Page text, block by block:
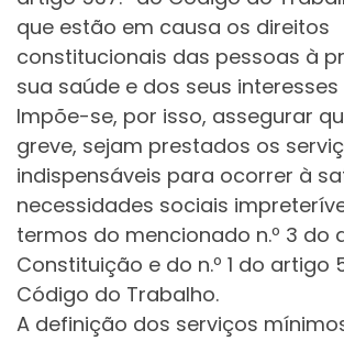
que estão em causa os direitos
constitucionais das pessoas à
sua saúde e dos seus
Impõe-se, por isso, assegurar
greve, sejam prestados os
indispensáveis para ocorrer à
necessidades sociais
termos do mencionado n.º 3 do
Constituição e do n.º 1 do artigo
Código do Trabalho.
A definição dos serviços